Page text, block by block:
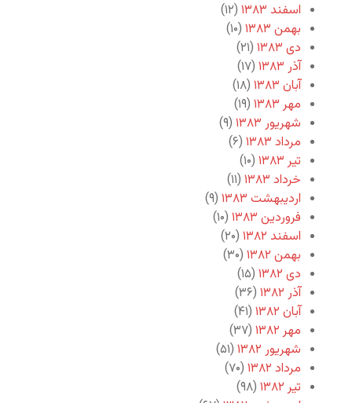
اسفند ۱۳۸۳
(۱۲)
بهمن ۱۳۸۳
(۱۰)
دی ۱۳۸۳
(۲۱)
آذر ۱۳۸۳
(۱۷)
آبان ۱۳۸۳
(۱۸)
مهر ۱۳۸۳
(۱۹)
شهریور ۱۳۸۳
(۹)
مرداد ۱۳۸۳
(۶)
تیر ۱۳۸۳
(۱۰)
خرداد ۱۳۸۳
(۱۱)
اردیبهشت ۱۳۸۳
(۹)
فروردین ۱۳۸۳
(۱۰)
اسفند ۱۳۸۲
(۲۰)
بهمن ۱۳۸۲
(۳۰)
دی ۱۳۸۲
(۱۵)
آذر ۱۳۸۲
(۳۶)
آبان ۱۳۸۲
(۴۱)
مهر ۱۳۸۲
(۳۷)
شهریور ۱۳۸۲
(۵۱)
مرداد ۱۳۸۲
(۷۰)
تیر ۱۳۸۲
(۹۸)